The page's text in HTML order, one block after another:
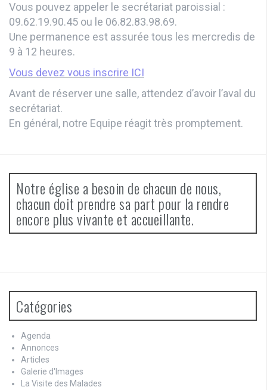
Vous pouvez appeler le secrétariat paroissial :
09.62.19.90.45 ou le 06.82.83.98.69.
Une permanence est assurée tous les mercredis de
9 à 12 heures.
Vous devez vous inscrire ICI
Avant de réserver une salle, attendez d’avoir l’aval du
secrétariat.
En général, notre Equipe réagit très promptement.
Notre église a besoin de chacun de nous,
chacun doit prendre sa part pour la rendre
encore plus vivante et accueillante.
Catégories
Agenda
Annonces
Articles
Galerie d'Images
La Visite des Malades